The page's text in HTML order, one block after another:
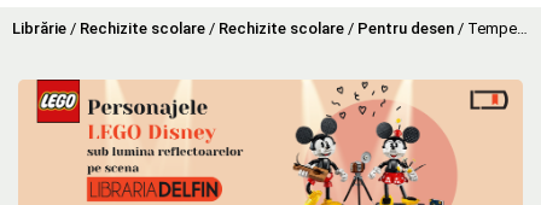
Librărie / Rechizite scolare / Rechizite scolare / Pentru desen / Tempera, acuarele si guase